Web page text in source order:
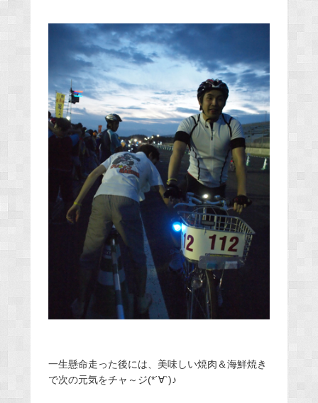
一生懸命走った後には、美味しい焼肉＆海鮮焼き
で次の元気をチャ～ジ(*´∀`)♪